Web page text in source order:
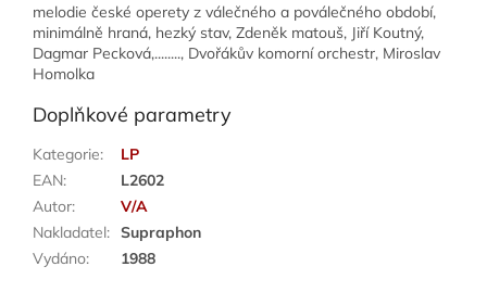
melodie české operety z válečného a poválečného období,
minimálně hraná, hezký stav, Zdeněk matouš, Jiří Koutný,
Dagmar Pecková,........, Dvořákův komorní orchestr, Miroslav
Homolka
Doplňkové parametry
Kategorie:
LP
EAN:
L2602
Autor:
V/A
Nakladatel: Supraphon
Vydáno: 1988